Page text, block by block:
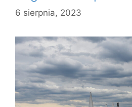
6 sierpnia, 2023